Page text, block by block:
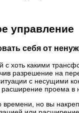
управление
себя от
с хоть какими
разрешение на
с несущими
проема
но вы